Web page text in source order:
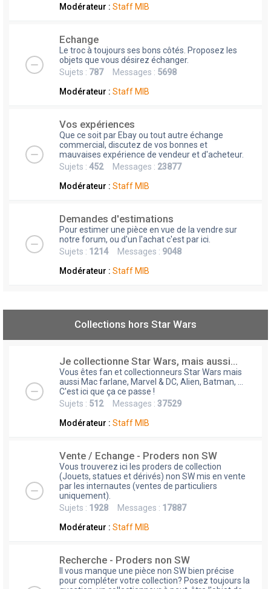
Modérateur : Staff MIB
Echange
Le troc à toujours ses bons côtés. Proposez les
objets que vous désirez échanger.
Sujets : 787Messages : 5698
Modérateur : Staff MIB
Vos expériences
Que ce soit par Ebay ou tout autre échange
commercial, discutez de vos bonnes et
mauvaises expérience de vendeur et d'acheteur.
Sujets : 452Messages : 23877
Modérateur : Staff MIB
Demandes d'estimations
Pour estimer une pièce en vue de la vendre sur
notre forum, ou d'un l'achat c'est par ici.
Sujets : 1214Messages : 9048
Modérateur : Staff MIB
Collections hors Star Wars
Je collectionne Star Wars, mais aussi...
Vous êtes fan et collectionneurs Star Wars mais
aussi Mac farlane, Marvel & DC, Alien, Batman, ...
C'est ici que ça ce passe !
Sujets : 512Messages : 37529
Modérateur : Staff MIB
Vente / Echange - Proders non SW
Vous trouverez ici les proders de collection
(Jouets, statues et dérivés) non SW mis en vente
par les internautes (ventes de particuliers
uniquement).
Sujets : 1928 Messages : 17887
Modérateur : Staff MIB
Recherche - Proders non SW
Il vous manque une pièce non SW bien précise
pour compléter votre collection? Posez toujours la